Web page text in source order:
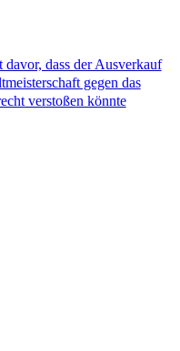
dass der Ausverkauf
gegen das
verstoßen könnte